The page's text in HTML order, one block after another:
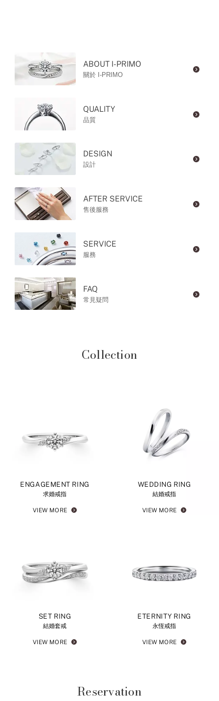
ABOUT I-PRIMO
關於 I-PRIMO
QUALITY
品質
DESIGN
設計
AFTER SERVICE
售後服務
SERVICE
服務
FAQ
常見疑問
Collection
ENGAGEMENT RING
求婚戒指
VIEW MORE
WEDDING RING
結婚戒指
VIEW MORE
SET RING
結婚套戒
VIEW MORE
ETERNITY RING
永恆戒指
VIEW MORE
Reservation